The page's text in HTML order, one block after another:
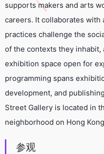
supports makers and arts
careers. It collaborates
practices challenge the
of the contexts they inhabit,
exhibition space open for
programming spans
development, and
Street Gallery is located in
neighborhood on Hong
参观